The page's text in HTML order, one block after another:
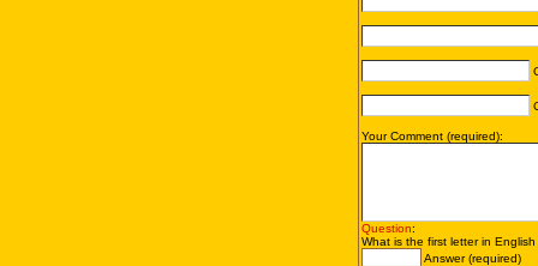
Your Comment (required):
Question:
What is the first letter in
Answer (required)